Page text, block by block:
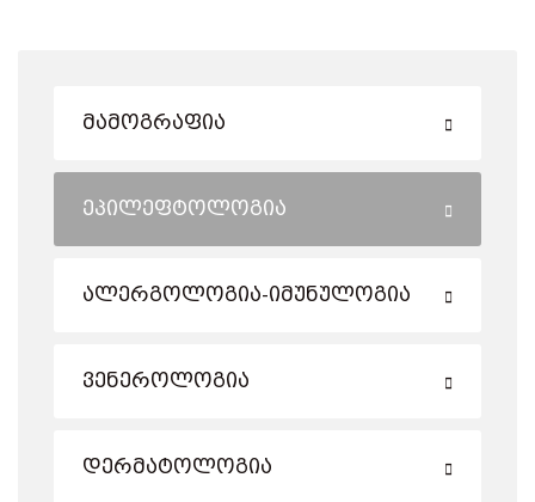
Მამოგრაფია
Ეპილეფტოლოგია
Ალერგოლოგია-Იმუნულოგია
Ვენეროლოგია
Დერმატოლოგია